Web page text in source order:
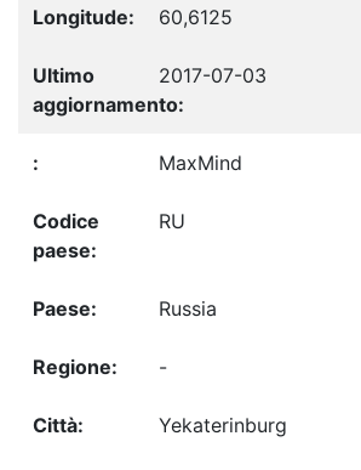
60,6125
2017-07-03
MaxMind
RU
Russia
-
Yekaterinburg